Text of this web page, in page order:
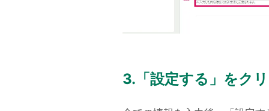
3.「設定する」をク